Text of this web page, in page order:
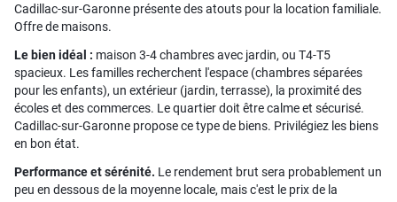
Cadillac-sur-Garonne présente des atouts pour la location familiale.
Offre de maisons.
Le bien idéal : maison 3-4 chambres avec jardin, ou T4-T5
spacieux. Les familles recherchent l'espace (chambres séparées
pour les enfants), un extérieur (jardin, terrasse), la proximité des
écoles et des commerces. Le quartier doit être calme et sécurisé.
Cadillac-sur-Garonne propose ce type de biens. Privilégiez les biens
en bon état.
Performance et sérénité. Le rendement brut sera probablement un
peu en dessous de la moyenne locale, mais c'est le prix de la